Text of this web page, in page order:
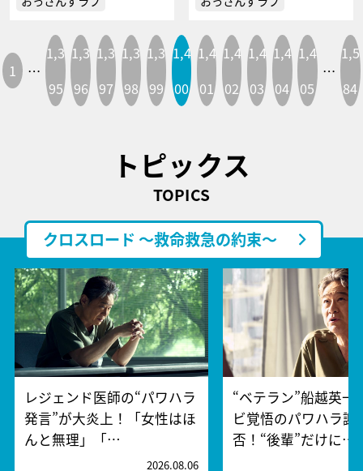
1 …
1,3
95
1,3
96
1,3
97
1,3
98
1,3
99
1,4
00
1,4
01
1,4
02
1,4
03
1,4
04
1,4
05
…
1,5
84
トピックス
TOPICS
クロスロード ～救命救急の約束～
レジェンド医師の“パワハラ
発言”が大炎上！「女性はほ
んと無理」「…
2026.08.06
“ベテラン”船越英一
ビ覚悟のパワハラ謝
否！“後輩”だけに…